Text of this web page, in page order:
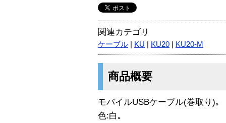
関連カテゴリ
ケーブル KU KU20 KU20-M
商品概要
モバイルUSBケーブル(巻取り)｡
色:白｡